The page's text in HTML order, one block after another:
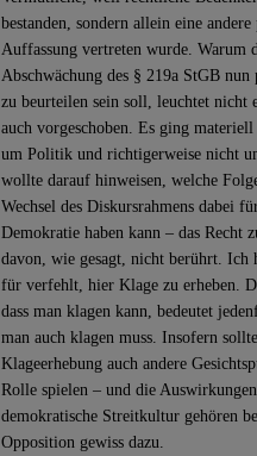
bestanden, sondern allein eine
Auffassung vertreten wurde. Warum
Abschwächung des § 219a StGB
zu beurteilen sein soll, leuchtet nicht
auch vorgeschoben. Es ging
um Politik und richtigerweise nicht
wollte darauf hinweisen, welche
Wechsel des Diskursrahmens dabei
Demokratie haben kann – das Recht
davon, wie gesagt, nicht berührt. Ich
für verfehlt, hier Klage zu erheben.
dass man klagen kann, bedeutet
man auch klagen muss. Insofern
Klageerhebung auch andere
Rolle spielen – und die
demokratische Streitkultur gehören
Opposition gewiss dazu.